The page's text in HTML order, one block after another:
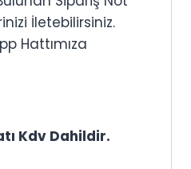
İletebilirsiniz.
Hattımıza
Kdv Dahildir.